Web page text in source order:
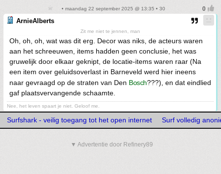
• maandag 22 september 2025 @ 13:35 • 30
ArnieAlberts
Zit me niet te jennen, man
Oh, oh, oh, wat was dit erg. Decor was niks, de acteurs waren
aan het schreeuwen, items hadden geen conclusie, het was
gruwelijk door elkaar geknipt, de locatie-items waren raar (Na
een item over geluidsoverlast in Barneveld werd hier ineens
naar gevraagd op de straten van Den Bosch???), en dat eindlied
gaf plaatsvervangende schaamte.
Nee, het leven spaart je niet. Geloof me.
Surfshark - veilig toegang tot het open internet Surf volledig
▼ Advertentie door Refinery89